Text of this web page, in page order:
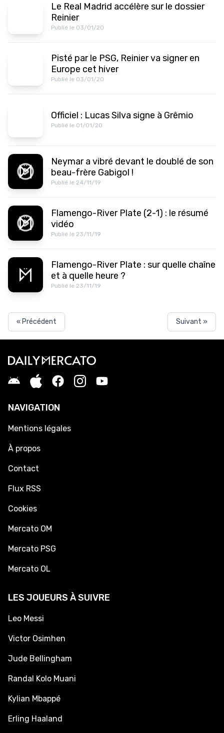
Le Real Madrid accélère sur le dossier
Reinier
Publié le 03/01/20
Pisté par le PSG, Reinier va signer en
Europe cet hiver
Publié le 03/01/20
Officiel : Lucas Silva signe à Grêmio
Publié le 01/01/20
Neymar a vibré devant le doublé de son
beau-frère Gabigol !
Publié le 24/11/19
Flamengo-River Plate (2-1) : le résumé
vidéo
Publié le 23/11/19
Flamengo-River Plate : sur quelle chaîne
et à quelle heure ?
Publié le 23/11/19
« Précédent Suivant »
NAVIGATION
Mentions légales
À propos
Contact
Flux RSS
Cookies
Mercato OM
Mercato PSG
Mercato OL
LES JOUEURS À SUIVRE
Leo Messi
Victor Osimhen
Jude Bellingham
Randal Kolo Muani
Kylian Mbappé
Erling Haaland